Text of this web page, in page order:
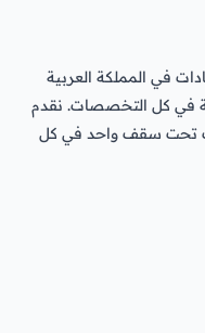
في المملكة العربية
في كل التخصصات. نقدم
تحت سقف واحد في كل